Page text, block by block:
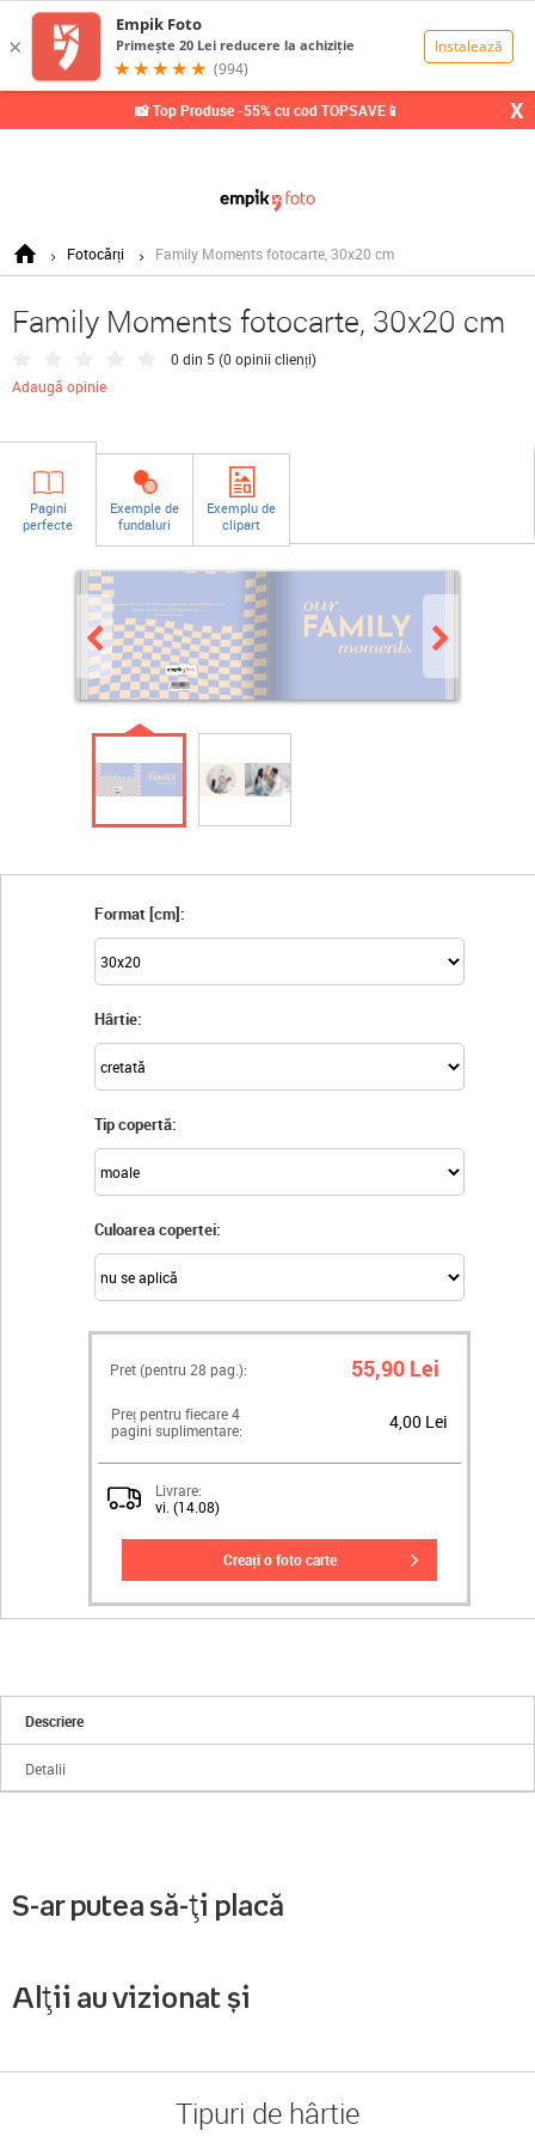
📸 Top Produse -55% cu cod TOPSAVE📱 X
Fotocărți Family Moments fotocarte, 30x20 cm
Family Moments fotocarte, 30x20 cm
0 din 5 (0 opinii clienți)
Adaugă opinie
Pagini
perfecte
Exemple de
fundaluri
Exemplu de
clipart
Format [cm]:
Hârtie:
Tip copertă:
Culoarea copertei:
Pret (pentru 28 pag.): 55,90 Lei
Preț pentru fiecare 4
pagini suplimentare:
4,00 Lei
Livrare:
vi. (14.08)
creați o foto carte
Descriere
Detalii
S-ar putea să-ți placă
Alții au vizionat și
Tipuri de hârtie